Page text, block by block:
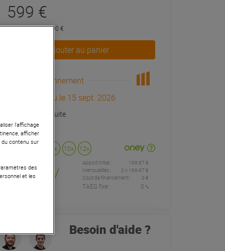
599 €
dont éco-part : 0,90 €
Ajouter au panier
Réapprovisionnement
Arrivage prévu le 15 sept. 2026
Livraison Gratuite
4x 10x 12x
199,67 €
/
Apport initial :
199.67 €
Mensualités :
2 x 199.67 €
Coût de financement :
0 €
TAEG fixe : 0 %
Besoin d'aide ?
l’affichage
afficher
contenu sur
des
et les